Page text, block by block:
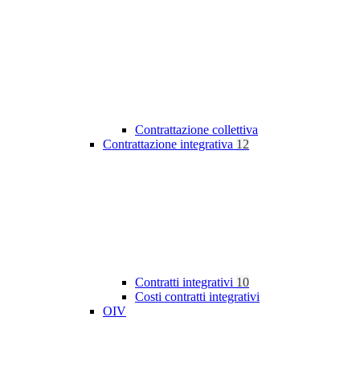
Contrattazione collettiva
Contrattazione integrativa 12
Contratti integrativi 10
Costi contratti integrativi
OIV